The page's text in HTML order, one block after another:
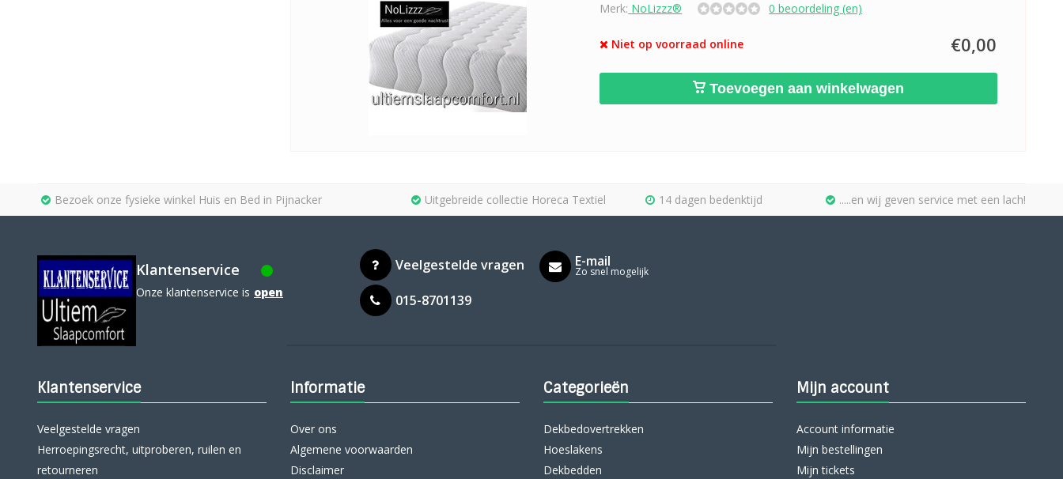
Merk: NoLizzz® 0 beoordeling (en)
Niet op voorraad online €0,00
Toevoegen aan winkelwagen
Bezoek onze fysieke winkel Huis en Bed in Pijnacker Uitgebreide collectie Horeca Textiel 14 dagen bedenktijd .....en wij geven service met een lach!
Klantenservice
Onze klantenservice is open
Veelgestelde vragen
015-8701139
E-mail
Zo snel mogelijk
Klantenservice
Veelgestelde vragen
Herroepingsrecht, uitproberen, ruilen en
retourneren
Informatie
Over ons
Algemene voorwaarden
Disclaimer
Categorieën
Dekbedovertrekken
Hoeslakens
Dekbedden
Mijn account
Account informatie
Mijn bestellingen
Mijn tickets